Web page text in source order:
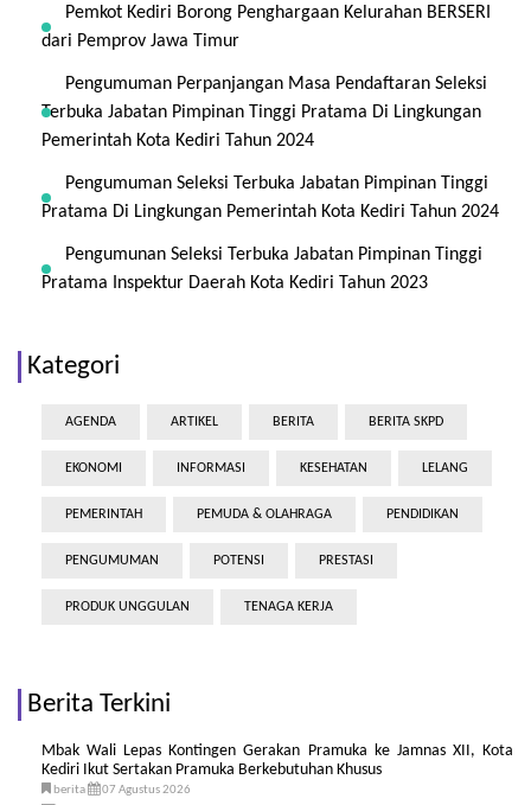
Pemkot Kediri Borong Penghargaan Kelurahan BERSERI
dari Pemprov Jawa Timur
Pengumuman Perpanjangan Masa Pendaftaran Seleksi
Terbuka Jabatan Pimpinan Tinggi Pratama Di Lingkungan
Pemerintah Kota Kediri Tahun 2024
Pengumuman Seleksi Terbuka Jabatan Pimpinan Tinggi
Pratama Di Lingkungan Pemerintah Kota Kediri Tahun 2024
Pengumunan Seleksi Terbuka Jabatan Pimpinan Tinggi
Pratama Inspektur Daerah Kota Kediri Tahun 2023
Kategori
AGENDA ARTIKEL BERITA BERITA SKPD
EKONOMI INFORMASI KESEHATAN LELANG
PEMERINTAH PEMUDA & OLAHRAGA PENDIDIKAN
PENGUMUMAN POTENSI PRESTASI
PRODUK UNGGULAN TENAGA KERJA
Berita Terkini
Mbak Wali Lepas Kontingen Gerakan Pramuka ke Jamnas XII, Kota
Kediri Ikut Sertakan Pramuka Berkebutuhan Khusus
berita 07 Agustus 2026